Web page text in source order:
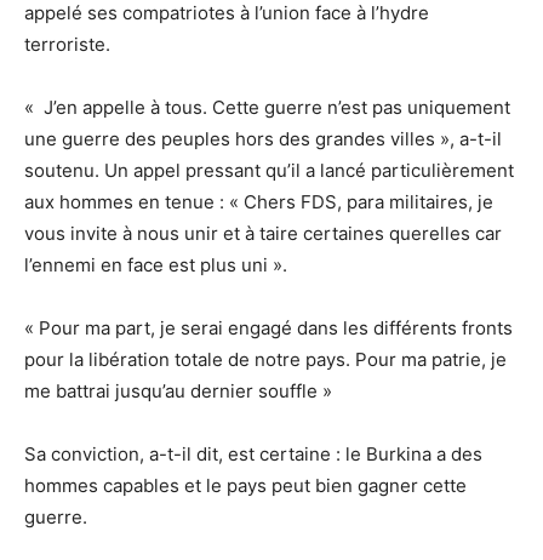
appelé ses compatriotes à l’union face à l’hydre
terroriste.
« J’en appelle à tous. Cette guerre n’est pas uniquement
une guerre des peuples hors des grandes villes », a-t-il
soutenu. Un appel pressant qu’il a lancé particulièrement
aux hommes en tenue : « Chers FDS, para militaires, je
vous invite à nous unir et à taire certaines querelles car
l’ennemi en face est plus uni ».
« Pour ma part, je serai engagé dans les différents fronts
pour la libération totale de notre pays. Pour ma patrie, je
me battrai jusqu’au dernier souffle »
Sa conviction, a-t-il dit, est certaine : le Burkina a des
hommes capables et le pays peut bien gagner cette
guerre.